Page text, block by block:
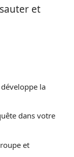
et
la
dans votre
et